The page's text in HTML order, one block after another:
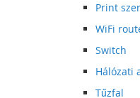
Print
WiFi
Switch
Hálózati
Tűzfal